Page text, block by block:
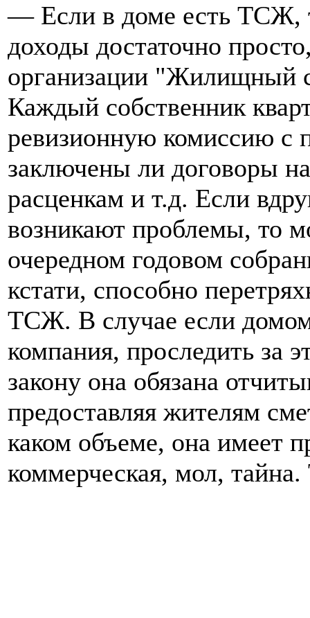
— Если в доме есть ТСЖ,
доходы достаточно
организации "Жилищный
Каждый собственник
ревизионную комиссию с
заключены ли договоры
расценкам и т.д. Если
возникают проблемы, то
очередном годовом
кстати, способно
ТСЖ. В случае если
компания, проследить за
закону она обязана
предоставляя жителям
каком объеме, она имеет
коммерческая, мол,